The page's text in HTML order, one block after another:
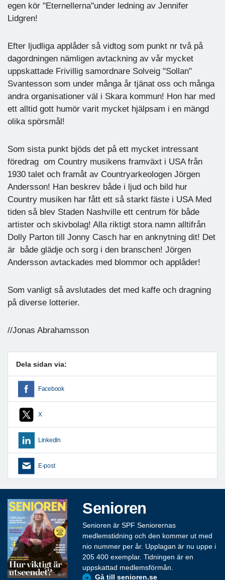
egen kör "Eternellerna"under ledning av Jennifer
Lidgren!
Efter ljudliga applåder så vidtog som punkt nr två på
dagordningen nämligen avtackning av vår mycket
uppskattade Frivillig samordnare Solveig "Sollan"
Svantesson som under många år tjänat oss och många
andra organisationer väl i Skara kommun! Hon har med
ett alltid gott humör varit mycket hjälpsam i en mängd
olika spörsmål!
Som sista punkt bjöds det på ett mycket intressant
föredrag om Country musikens framväxt i USA från
1930 talet och framåt av Countryarkeologen Jörgen
Andersson! Han beskrev både i ljud och bild hur
Country musiken har fått ett så starkt fäste i USA Med
tiden så blev Staden Nashville ett centrum för både
artister och skivbolag! Alla riktigt stora namn alltifrån
Dolly Parton till Jonny Casch har en anknytning dit! Det
är både glädje och sorg i den branschen! Jörgen
Andersson avtackades med blommor och applåder!
Som vanligt så avslutades det med kaffe och dragning
på diverse lotterier.
//Jonas Abrahamsson
Dela sidan via:
Facebook
X
LinkedIn
E-post
Senioren
Senioren är SPF Seniorernas
medlemstidning och den kommer ut med
nio nummer per år. Upplagan är nu uppe i
205 400 exemplar. Tidningen är en
uppskattad medlemsförmån.
Gå till senioren.se